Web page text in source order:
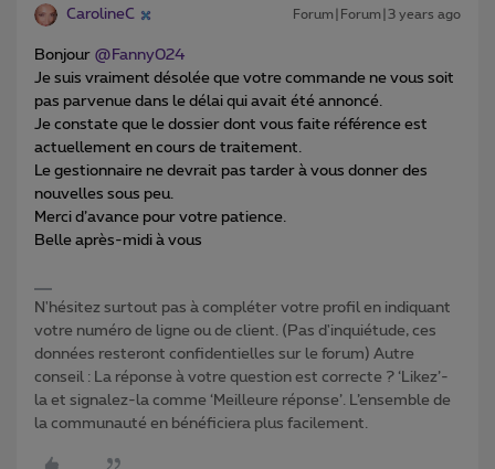
CarolineC Forum|Forum|3 years ago
Bonjour @Fanny024
Je suis vraiment désolée que votre commande ne vous soit
pas parvenue dans le délai qui avait été annoncé.
Je constate que le dossier dont vous faite référence est
actuellement en cours de traitement.
Le gestionnaire ne devrait pas tarder à vous donner des
nouvelles sous peu.
Merci d’avance pour votre patience.
Belle après-midi à vous
N'hésitez surtout pas à compléter votre profil en indiquant
votre numéro de ligne ou de client. (Pas d'inquiétude, ces
données resteront confidentielles sur le forum) Autre
conseil : La réponse à votre question est correcte ? ‘Likez’-
la et signalez-la comme ‘Meilleure réponse’. L’ensemble de
la communauté en bénéficiera plus facilement.